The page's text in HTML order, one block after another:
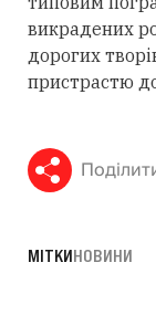
викрадених
дорогих
пристрастю
МІТКИНОВИНИ